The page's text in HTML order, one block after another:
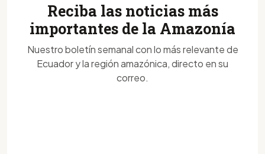
Reciba las noticias más
importantes de la Amazonía
Nuestro boletín semanal con lo más relevante de
Ecuador y la región amazónica, directo en su
correo.